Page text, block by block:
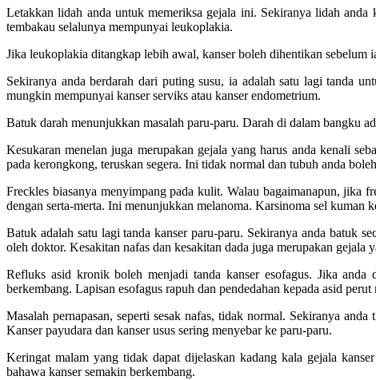
Letakkan lidah anda untuk memeriksa gejala ini. Sekiranya lidah
tembakau selalunya mempunyai leukoplakia.
Jika leukoplakia ditangkap lebih awal, kanser boleh dihentikan sebelum
Sekiranya anda berdarah dari puting susu, ia adalah satu lagi tanda
mungkin mempunyai kanser serviks atau kanser endometrium.
Batuk darah menunjukkan masalah paru-paru. Darah di dalam bangku
Kesukaran menelan juga merupakan gejala yang harus anda kenali
pada kerongkong, teruskan segera. Ini tidak normal dan tubuh anda
Freckles biasanya menyimpang pada kulit. Walau bagaimanapun, jika
dengan serta-merta. Ini menunjukkan melanoma. Karsinoma sel kuman
Batuk adalah satu lagi tanda kanser paru-paru. Sekiranya anda batuk
oleh doktor. Kesakitan nafas dan kesakitan dada juga merupakan gejala
Refluks asid kronik boleh menjadi tanda kanser esofagus. Jika
berkembang. Lapisan esofagus rapuh dan pendedahan kepada asid
Masalah pernapasan, seperti sesak nafas, tidak normal. Sekiranya
Kanser payudara dan kanser usus sering menyebar ke paru-paru.
Keringat malam yang tidak dapat dijelaskan kadang kala gejala
bahawa kanser semakin berkembang.